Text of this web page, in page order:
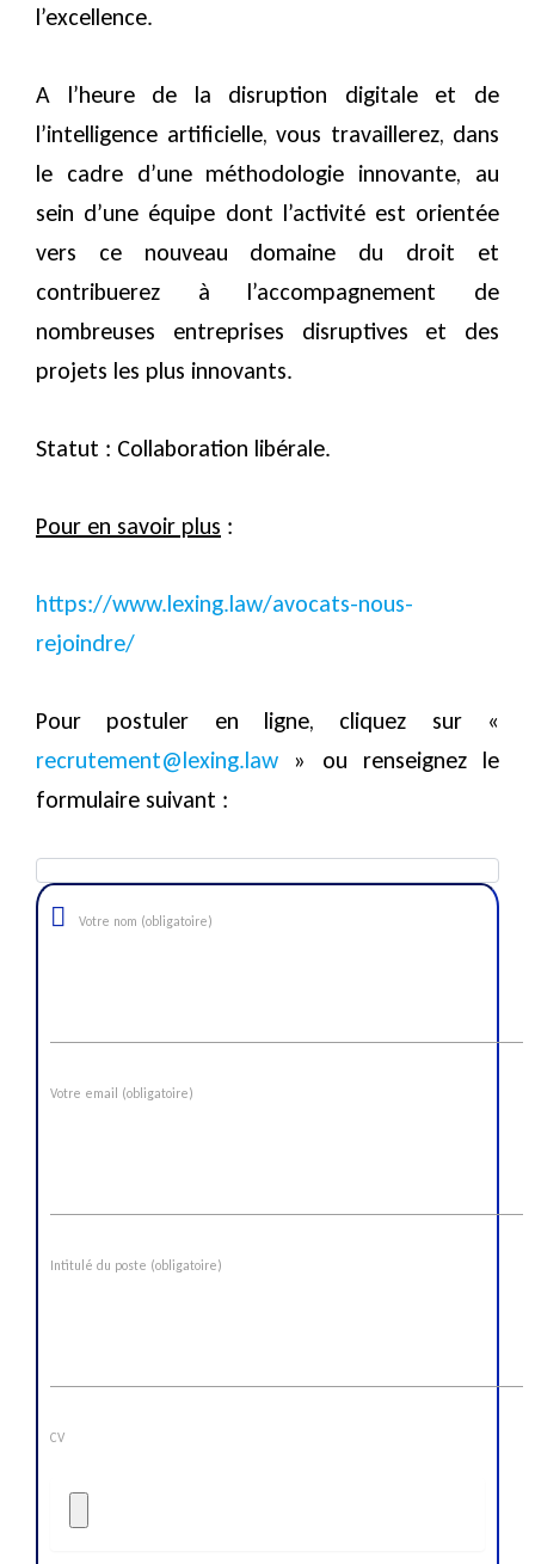
l’excellence.
A l’heure de la disruption digitale et de
l’intelligence artificielle, vous travaillerez, dans
le cadre d’une méthodologie innovante, au
sein d’une équipe dont l’activité est orientée
vers ce nouveau domaine du droit et
contribuerez à l’accompagnement de
nombreuses entreprises disruptives et des
projets les plus innovants.
Statut : Collaboration libérale.
Pour en savoir plus :
https://www.lexing.law/avocats-nous-
rejoindre/
Pour postuler en ligne, cliquez sur «
recrutement@lexing.law » ou renseignez le
formulaire suivant :
Votre nom (obligatoire)
Votre email (obligatoire)
Intitulé du poste (obligatoire)
CV